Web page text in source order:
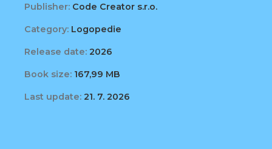
Publisher: Code Creator s.r.o.
Category: Logopedie
Release date: 2026
Book size: 167,99 MB
Last update: 21. 7. 2026